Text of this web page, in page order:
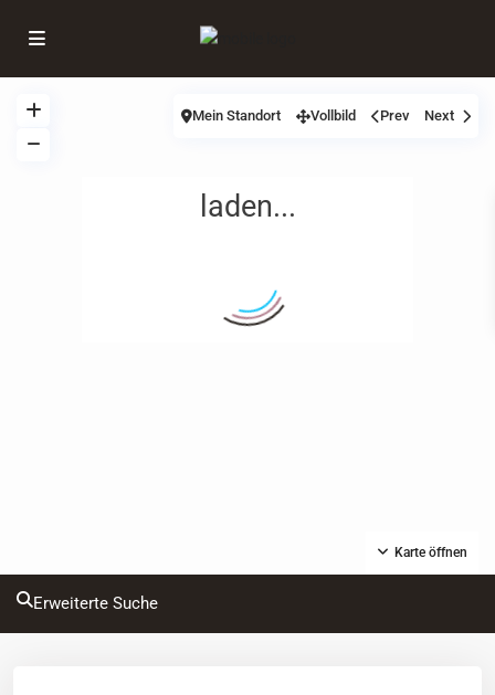
laden...
Karte öffnen
Mein Standort Vollbild Prev Next
Erweiterte Suche